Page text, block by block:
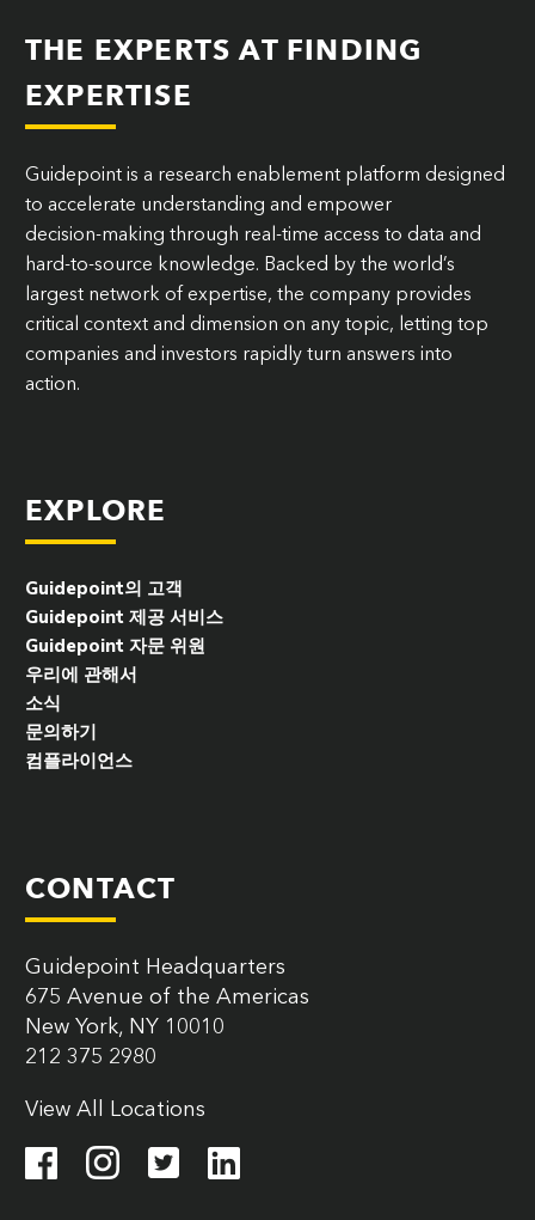
THE EXPERTS AT FINDING
EXPERTISE
Guidepoint is a research enablement platform designed
to accelerate understanding and empower
decision‑making through real-time access to data and
hard-to-source knowledge. Backed by the world’s
largest network of expertise, the company provides
critical context and dimension on any topic, letting top
companies and investors rapidly turn answers into
action.
EXPLORE
Guidepoint의 고객
Guidepoint 제공 서비스
Guidepoint 자문 위원
우리에 관해서
소식
문의하기
컴플라이언스
CONTACT
Guidepoint Headquarters
675 Avenue of the Americas
New York, NY 10010
212 375 2980
View All Locations